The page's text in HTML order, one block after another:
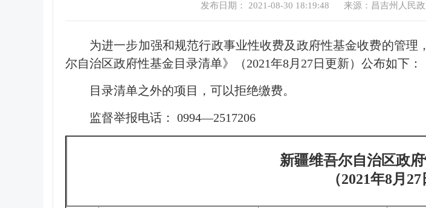
发布日期： 2021-08-30 18:19:48 来源：昌吉州人民
为进一步加强和规范行政事业性收费及政府性基金收费的管
尔自治区政府性基金目录清单》（2021年8月27日更新）公布如下：
目录清单之外的项目，可以拒绝缴费。
监督举报电话： 0994—2517206
新疆维吾尔自治区政
（2021年8月27